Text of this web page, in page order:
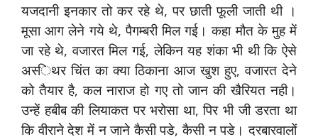
यजदानी इनकार तो कर रहे थे, पर छाती फूली जाती थी ।
मूसा आग लेने गये थे, पैगम्‍बरी मिल गई। कहा मौत के मुह में
जा रहे थे, वजारत मिल गई, लेकिन यह शंका भी थी कि ऐसे
अस्‍िथर चिंत का क्‍या ठिकाना आज खुश हुए, वजारत देने
को तैयार है, कल नाराज हो गए तो जान की खैरियत नही।
उन्‍हें हबीब की लियाकत पर भरोसा था, पिर भी जी डरता था
कि वीराने देश में न जाने कैसी पडे, कैसी न पडे। दरबारवालों